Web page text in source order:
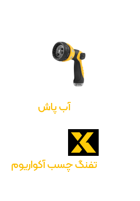
آب پاش
تفنگ چسب آکواریوم